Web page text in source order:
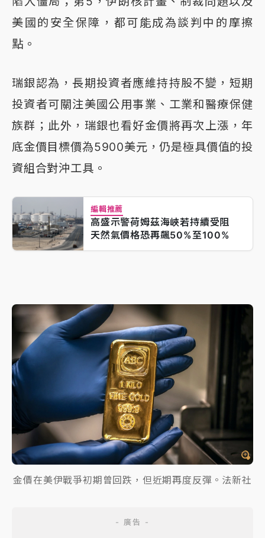
美國的安全保障，都可能成為談判中的摩擦
點。
瑞銀認為，長期投資者應維持持股不變，短期
投資者可關注美國公用事業、工業和醫療保健
族群；此外，瑞銀也看好金價將再次上漲，年
底金價目標價為5900美元，仍是極具價值的投
資組合對沖工具。
編輯推薦
高盛示警荷姆茲海峽若持續受阻
天然氣價格恐再飆50%至100%
金價在美伊戰爭初期曾回跌，但近期再度反彈。法新社